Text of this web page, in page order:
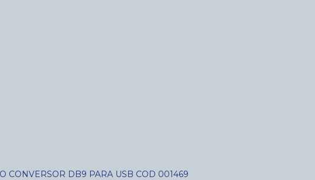
CONVERSOR DB9 PARA USB COD 001469